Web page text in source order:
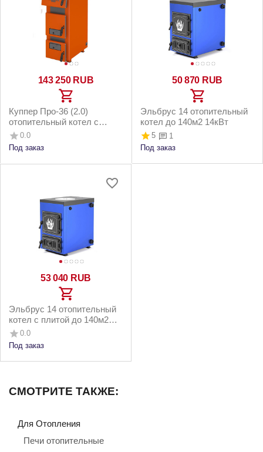
143 250 RUB
Куппер Про-36 (2.0)
отопительный котел с
горелкой АГГ-40К до 360м2
36кВт
0.0
Под заказ
50 870 RUB
Эльбрус 14 отопительный
котел до 140м2 14кВт
5
1
Под заказ
53 040 RUB
Эльбрус 14 отопительный
котел с плитой до 140м2
14кВт
0.0
Под заказ
СМОТРИТЕ ТАКЖЕ:
Для Отопления
Печи отопительные